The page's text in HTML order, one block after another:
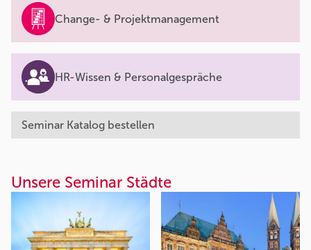
Change- & Projektmanagement
HR-Wissen & Personalgespräche
Seminar Katalog bestellen
Unsere Seminar Städte